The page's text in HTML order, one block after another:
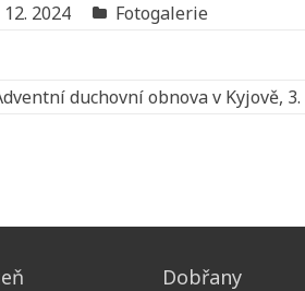
12. 2024 Fotogalerie
duchovní obnova v Kyjově, 3.
Dobřany